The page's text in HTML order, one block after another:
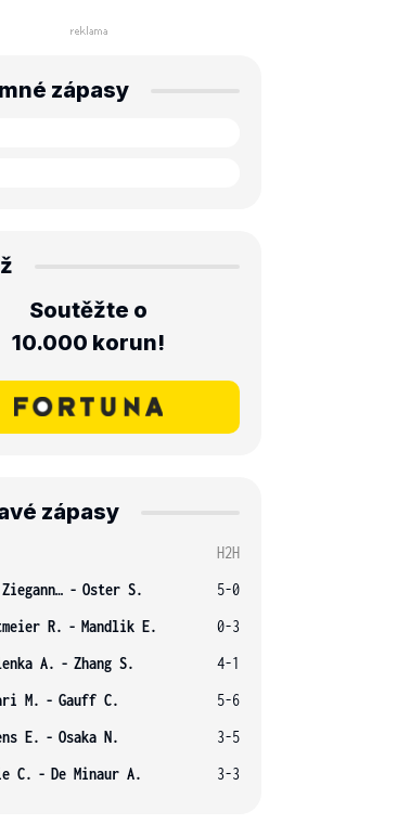
zápasy
Soutěžte o
10.000 korun!
zápasy
H2H
Ryan Ziegann S. - Oster S.
5-0
R. - Mandlik E.
0-3
A. - Zhang S.
4-1
M. - Gauff C.
5-6
E. - Osaka N.
3-5
C. - De Minaur A. 3-3